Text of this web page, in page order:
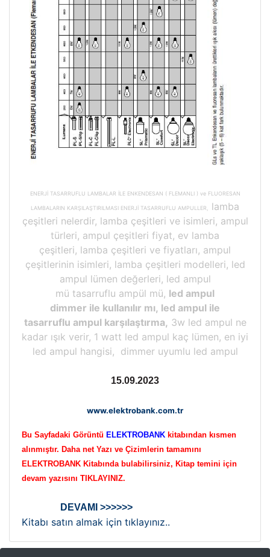
ENERJİ TASARRUFLU LAMBALAR İLE ENKENDESAN ( FLEMANLI ) ve FLUORESAN
LAMBALARIN KARŞILAŞTIRILMASI ENERJİ TASARRUFLU AMPULLER,
lamba
çeşitleri nelerdir, lamba çeşitleri ve isimleri, ampul
türleri, ampul çeşitleri fiyat, ev lamba
çeşitleri, lamba çeşitleri ve fiyatları, ampul
çeşitlerinin isimleri, lamba çeşitleri modelleri, led
ampul lümen değerleri, led ampul
mü tasarruflu ampül mü, led ampul
dimmer ile kullanılır mı, led ampul ile
tasarruflu ampul karşılaştırma, 3w led ampul ne
kadar ışık verir, 1 watt led ampul kaç lümen, en iyi
led ampul hangisi, dimmer uyumlu led ampul
15.09.2023
www.elektrobank.com.tr
Bu Sayfadaki Görüntü ELEKTROBANK kitabından kısmen
alınmıştır. Daha net Yazı ve Çizimlerin tamamını
ELEKTROBANK Kitabında bulabilirsiniz, Kitap temini için
devam yazısını TIKLAYINIZ.
DEVAMI >>>>>>
Kitabı satın almak için tıklayınız..